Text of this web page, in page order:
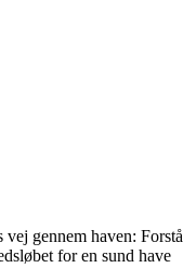
vej gennem haven: Forstå
for en sund have